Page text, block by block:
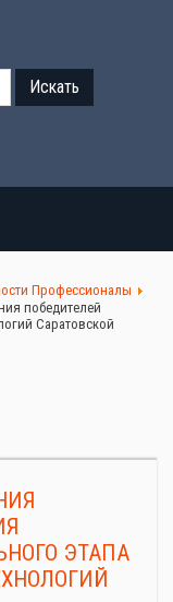
Искать
Профессионалы
победителей
Саратовской
ЭТАПА